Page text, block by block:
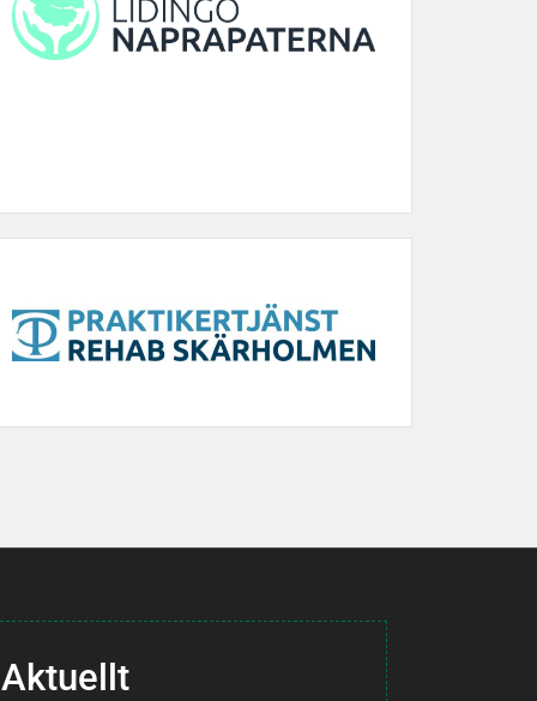
Aktuellt